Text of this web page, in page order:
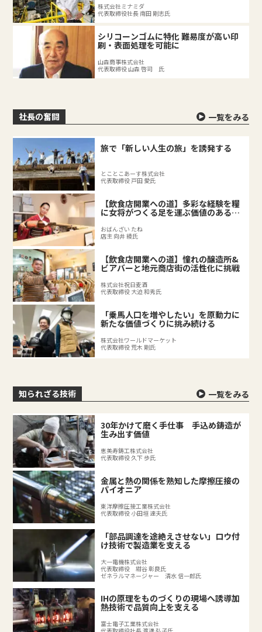
株式会社ミナミダ
代表取締役社長 南田 剛志氏
シリコーンゴムに特化 難易度が高い印
刷・表面処理を可能に
山森商事株式会社
代表取締役 山森 啓司 氏
社長の奮闘 一覧をみる
旅で「新しい人生の旅」を誘発する
とことこあーす株式会社
代表取締役 戸田 愛氏
【飲食店開業への道】多彩な経験を糧
に女将がつくる足を運ぶ価値のある料
おばんざい たね
店主 向井 綾氏
【飲食店開業への道】憧れの醸造所&
ビアバーと地元商店街の活性化に挑戦
株式会社祝日麦酒
代表取締役 大迫 和秀氏
「乗馬人口を増やしたい」を原動力に
新たな価値づくりに挑み続ける
株式会社ワールドマーケット
代表取締役 荒木 剛氏
知られざる技術 一覧をみる
30年かけて磨く手仕事 手込め鋳造が
生み出す価値
恵美寿鋳工株式会社
代表取締役 久下 歩氏
金属と熱の関係を熟知した摩擦圧接の
パイオニア
東洋摩擦圧接工業株式会社
代表取締役 小田垣 達夫氏
「部品調達を途絶えさせない」ロウ付
け技術で製造業を支える
大一電機株式会社
代表取締役 紺谷 彰良氏
ゼネラルマネージャー 清水 信一郎氏
IHの原理をものづくりの現場へ誘導加
熱技術で品質向上を支える
富士電子工業株式会社